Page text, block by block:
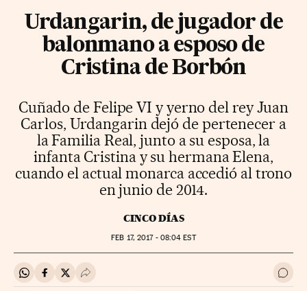
Urdangarin, de jugador de
balonmano a esposo de
Cristina de Borbón
Cuñado de Felipe VI y yerno del rey Juan
Carlos, Urdangarin dejó de pertenecer a
la Familia Real, junto a su esposa, la
infanta Cristina y su hermana Elena,
cuando el actual monarca accedió al trono
en junio de 2014.
CINCO DÍAS
FEB 17, 2017 - 08:04 EST
Compartir en Whatsapp
Compartir en Facebook
Compartir en Twitter
Desplegar Redes Sociales Ir a